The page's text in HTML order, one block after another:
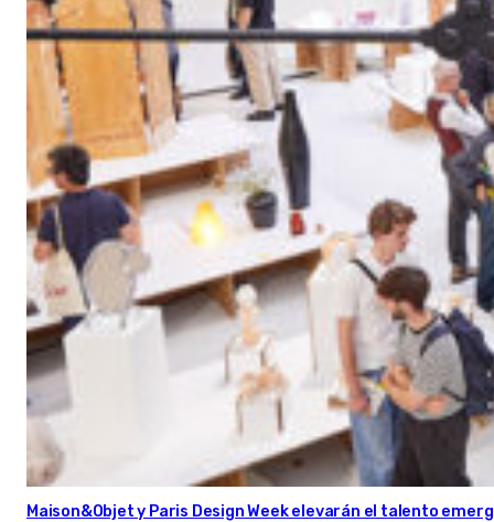
Maison&Objet y Paris Design Week elevarán el talento